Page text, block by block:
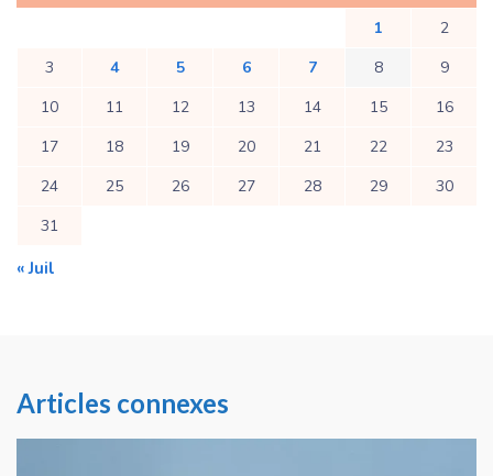
1
2
3
4 5 6 7 8
9
10
11 12 13 14 15
16
17
18 19 20 21 22
23
24
25 26 27 28 29
30
31
« Juil
Articles connexes